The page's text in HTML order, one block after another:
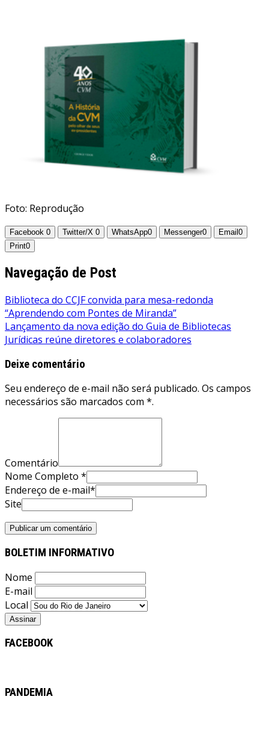
Foto: Reprodução
Facebook 0 Twitter/X 0 WhatsApp0 Messenger0 Email 0
Print0
Navegação de Post
Biblioteca do CCJF convida para mesa-redonda
“Aprendendo com Pontes de Miranda”
Lançamento da nova edição do Guia de Bibliotecas
Jurídicas reúne diretores e colaboradores
Deixe comentário
Seu endereço de e-mail não será publicado. Os campos
necessários são marcados com *.
Comentário
Nome Completo *
Endereço de e-mail*
Site
BOLETIM INFORMATIVO
Nome
E-mail
Local
FACEBOOK
PANDEMIA